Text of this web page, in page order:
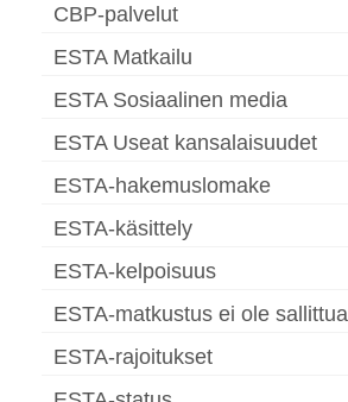
CBP-palvelut
ESTA Matkailu
ESTA Sosiaalinen media
ESTA Useat kansalaisuudet
ESTA-hakemuslomake
ESTA-käsittely
ESTA-kelpoisuus
ESTA-matkustus ei ole sallittua
ESTA-rajoitukset